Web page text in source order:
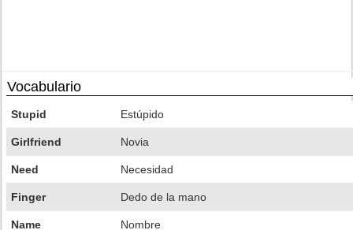
Vocabulario
Stupid Estúpido
Girlfriend Novia
Need Necesidad
Finger Dedo de la mano
Name Nombre